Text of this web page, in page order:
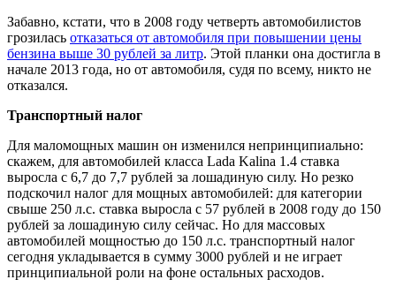
Забавно, кстати, что в 2008 году четверть автомобилистов
грозилась отказаться от автомобиля при повышении цены
бензина выше 30 рублей за литр. Этой планки она достигла в
начале 2013 года, но от автомобиля, судя по всему, никто не
отказался.
Транспортный налог
Для маломощных машин он изменился непринципиально:
скажем, для автомобилей класса Lada Kalina 1.4 ставка
выросла с 6,7 до 7,7 рублей за лошадиную силу. Но резко
подскочил налог для мощных автомобилей: для категории
свыше 250 л.с. ставка выросла с 57 рублей в 2008 году до 150
рублей за лошадиную силу сейчас. Но для массовых
автомобилей мощностью до 150 л.с. транспортный налог
сегодня укладывается в сумму 3000 рублей и не играет
принципиальной роли на фоне остальных расходов.